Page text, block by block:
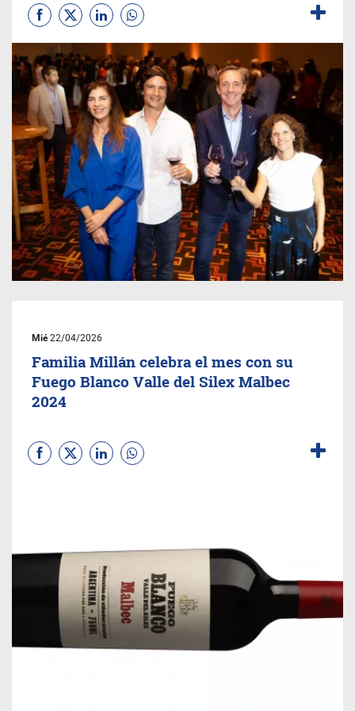
Mié22/04/2026
Familia Millán celebra el mes con su
Fuego Blanco Valle del Silex Malbec
2024